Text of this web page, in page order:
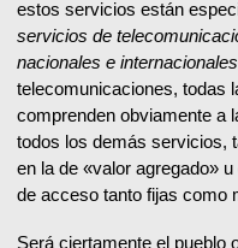
estos servicios están
servicios de
nacionales e internacionales
telecomunicaciones, todas
comprenden obviamente a
todos los demás servicios,
en la de «valor agregado»
de acceso tanto fijas como
Será ciertamente el pueblo